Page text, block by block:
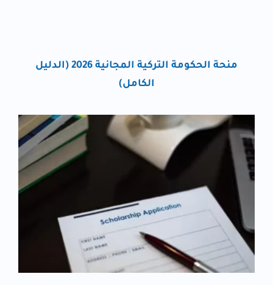
منحة الحكومة التركية المجانية 2026 (الدليل
الكامل)